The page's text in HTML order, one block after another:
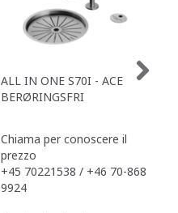
ALL IN ONE S70I - ACE
BERØRINGSFRI
Chiama per conoscere il
prezzo
+45 70221538 / +46 70-868
9924